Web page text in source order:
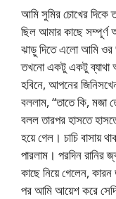
আমি সুমির চোখের দিকে
ছিল আমার কাছে সম্পূর্ণ
ঝাড়ু দিতে এলো আমি ওর
তখনো একটু একটু ব্যাথা
হবিনে, আপনের
বললাম, “তাতে কি, মজা
বলল তারপর হাসতে
হয়ে গেল। চাচি বাসায়
পারলাম। পরদিন রানির
কাছে নিয়ে গেলেন, কারন
পর আমি আয়েশ করে